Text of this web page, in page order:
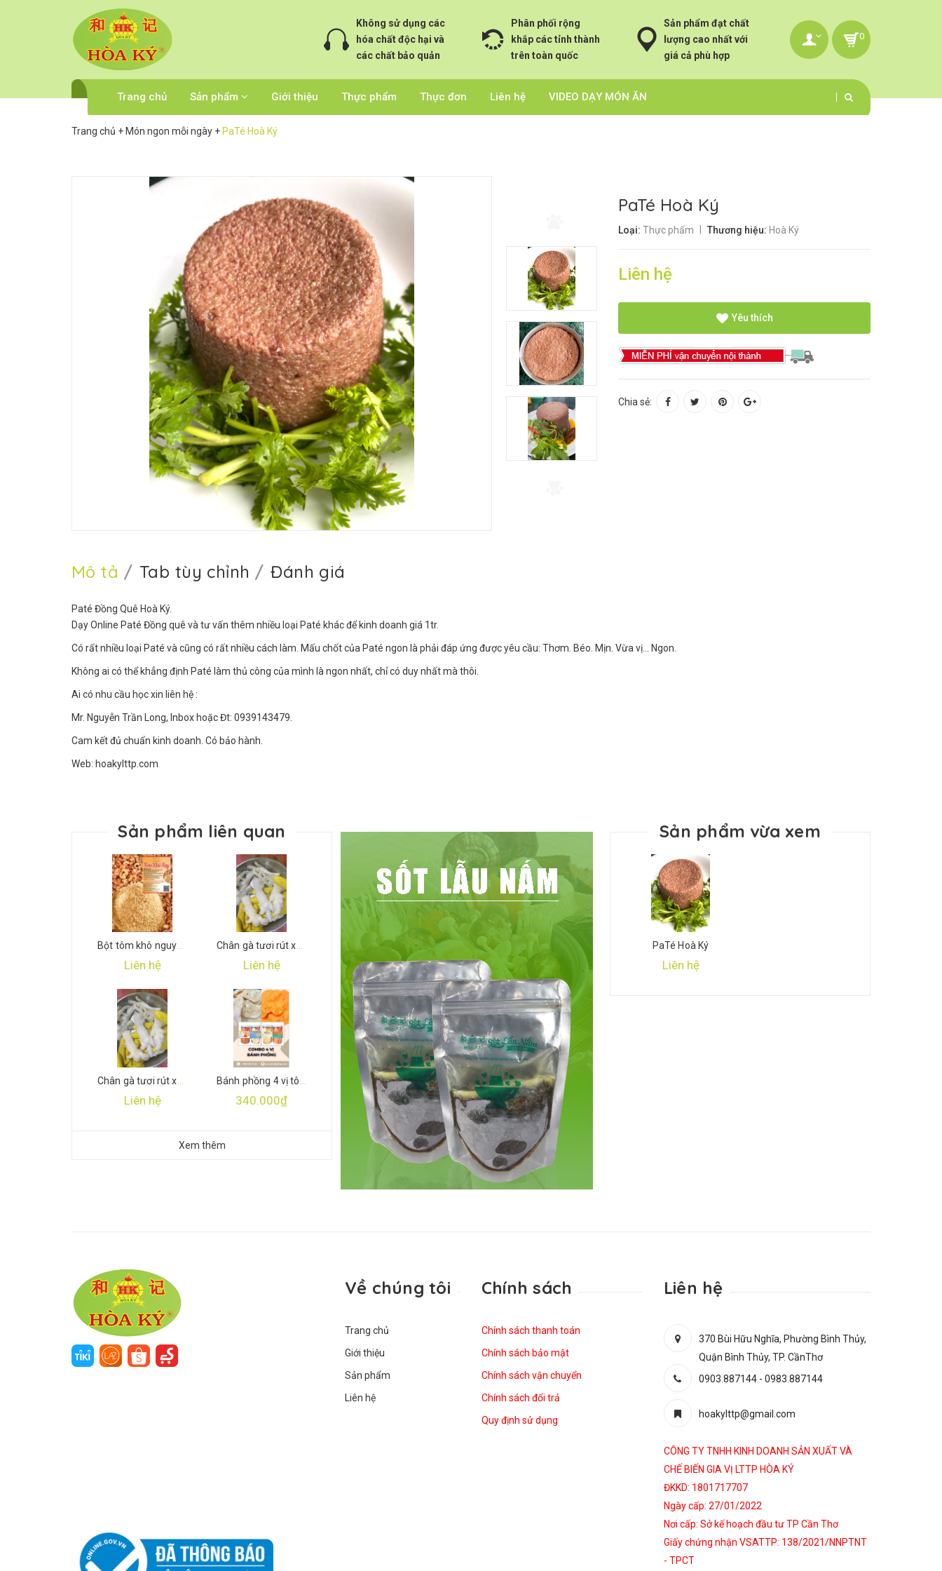
0
Sản phẩm đạt chất
lượng cao nhất với
giá cả phù hợp
Phân phối rộng
khắp các tỉnh thành
trên toàn quốc
Không sử dụng các
hóa chất độc hại và
các chất bảo quản
Trang chủ Sản phẩm Giới thiệu Thực phẩm Thực đơn Liên hệ VIDEO DẠY MÓN ĂN
Trang chủ + Món ngon mỗi ngày + PaTé Hoà Ký
PaTé Hoà Ký
Loại: Thực phẩm Thương hiệu: Hoà Ký
Liên hệ
Yêu thích
Chia sẻ:
Mô tả Tab tùy chỉnh Đánh giá
Paté Đồng Quê Hoà Ký.
Dạy Online Paté Đồng quê và tư vấn thêm nhiều loại Paté khác để kinh doanh giá 1tr.
Có rất nhiều loại Paté và cũng có rất nhiều cách làm. Mấu chốt của Paté ngon là phải đáp ứng được yêu cầu: Thơm. Béo. Mịn. Vừa vị... Ngon.
Không ai có thể khẳng định Paté làm thủ công của mình là ngon nhất, chỉ có duy nhất mà thôi.
Ai có nhu cầu học xin liên hệ :
Mr. Nguyễn Trần Long, Inbox hoặc Đt: 0939143479.
Cam kết đủ chuẩn kinh doanh. Có bảo hành.
Web: hoakylttp.com
Sản phẩm liên quan
Bột tôm khô nguyên chất
Liên hệ
Chân gà tươi rút xương
Liên hệ
Liên hệ 340.000₫
Xem thêm
Sản phẩm vừa xem
PaTé Hoà Ký
Liên hệ
Về chúng tôi
Trang chủ
Giới thiệu
Sản phẩm
Liên hệ
Chính sách
Chính sách thanh toán
Chính sách bảo mật
Chính sách vận chuyển
Chính sách đổi trả
Quy định sử dụng
Liên hệ
370 Bùi Hữu Nghĩa, Phường Bình Thủy,
Quận Bình Thủy, TP. CầnThơ
0903.887144- 0983.887144
hoakylttp@gmail.com
CÔNG TY TNHH KINH DOANH SẢN XUẤT VÀ
CHẾ BIẾN GIA VỊ LTTP HÒA KÝ
ĐKKD: 1801717707
Ngày cấp: 27/01/2022
Nơi cấp: Sở kế hoạch đầu tư TP Cần Thơ
Giấy chứng nhận VSATTP: 138/2021/NNPTNT
- TPCT